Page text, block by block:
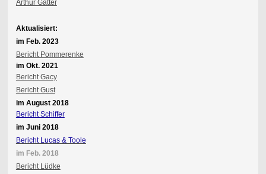
Arthur Gatter
Aktualisiert:
im Feb. 2023
Bericht Pommerenke
im Okt. 2021
Bericht Gacy
Bericht Gust
im August 2018
Bericht Schiffer
im Juni 2018
Bericht Lucas & Toole
im Feb. 2018
Bericht Lüdke